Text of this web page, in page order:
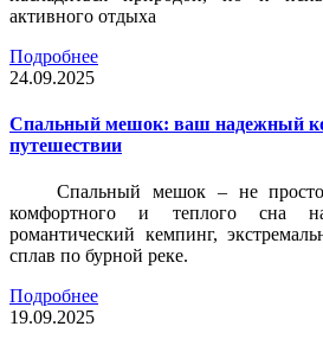
активного отдыха
Подробнее
24.09.2025
Спальный мешок: ваш надежный
путешествии
Спальный мешок – не
комфортного и теплого сна
романтический кемпинг,
сплав по бурной реке.
Подробнее
19.09.2025